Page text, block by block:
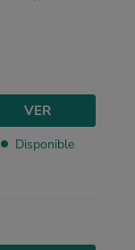
VER
Disponible